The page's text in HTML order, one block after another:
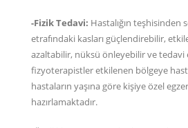
-Fizik Tedavi: Hastalığın teşhisinden
etrafındaki kasları güçlendirebilir,
azaltabilir, nüksü önleyebilir ve tedavi
fizyoterapistler etkilenen bölgeye
hastaların yaşına göre kişiye özel
hazırlamaktadır.